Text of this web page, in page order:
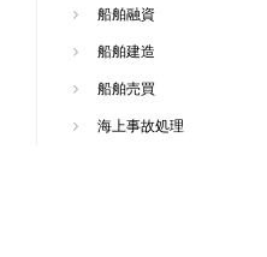
船舶融資
船舶建造
船舶売買
海上事故処理